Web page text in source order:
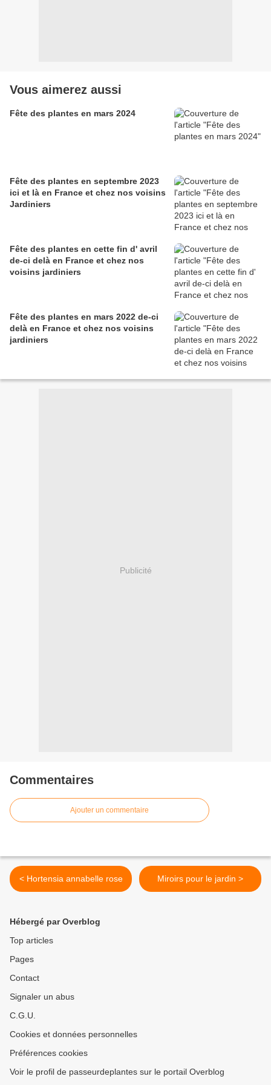
Vous aimerez aussi
Fête des plantes en mars 2024
Fête des plantes en septembre 2023
ici et là en France et chez nos voisins
Jardiniers
Fête des plantes en cette fin d' avril
de-ci delà en France et chez nos
voisins jardiniers
Fête des plantes en mars 2022 de-ci
delà en France et chez nos voisins
jardiniers
Publicité
Commentaires
Ajouter un commentaire
< Hortensia annabelle rose Miroirs pour le jardin >
Hébergé par Overblog
Top articles
Pages
Contact
Signaler un abus
C.G.U.
Cookies et données personnelles
Préférences cookies
Voir le profil de passeurdeplantes sur le portail Overblog